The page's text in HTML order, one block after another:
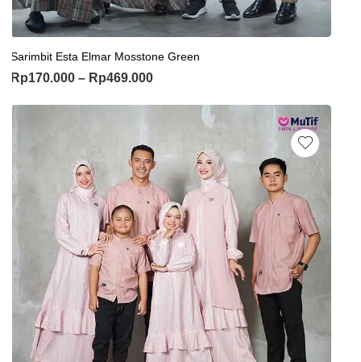
Sarimbit Esta Elmar Mosstone Green
Rp170.000 – Rp469.000